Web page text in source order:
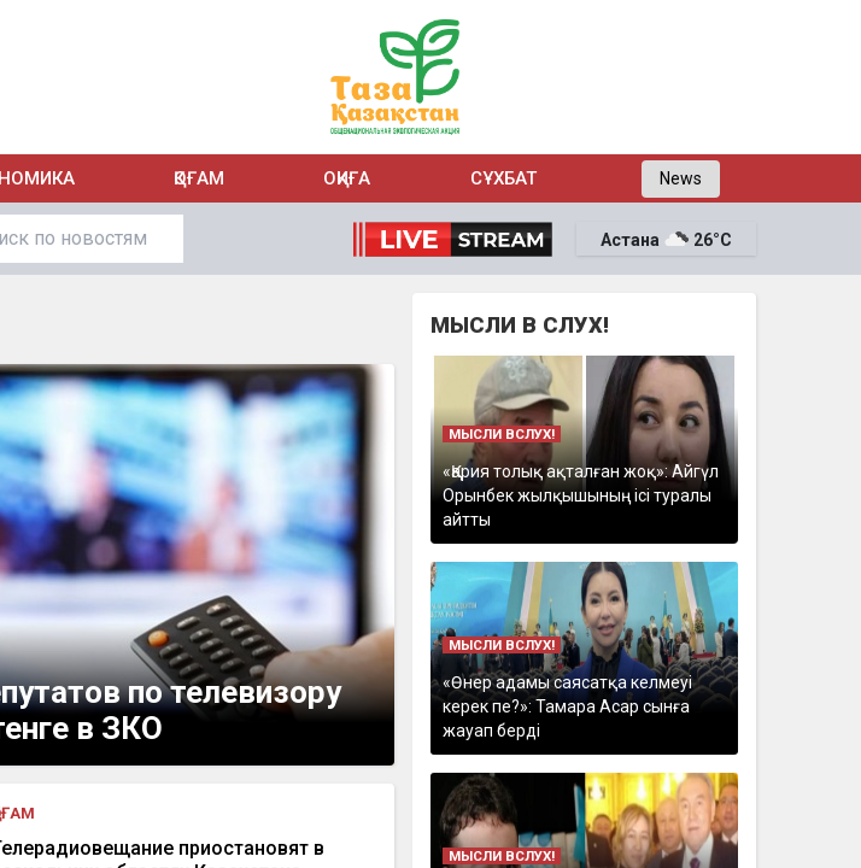
ҚОҒАМ ОҚИҒА СҰХБАТ News
Астана 26°C
по телевизору
в ЗКО
приостановят в
МЫСЛИ В СЛУХ!
МЫСЛИ ВСЛУХ!
«Қария толық ақталған жоқ»: Айгүл
Орынбек жылқышының ісі туралы
айтты
МЫСЛИ ВСЛУХ!
«Өнер адамы саясатқа келмеуі
керек пе?»: Тамара Асар сынға
жауап берді
МЫСЛИ ВСЛУХ!